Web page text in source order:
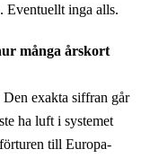
Eventuellt inga alls.
många årskort
exakta siffran går
ha luft i systemet
till Europa-